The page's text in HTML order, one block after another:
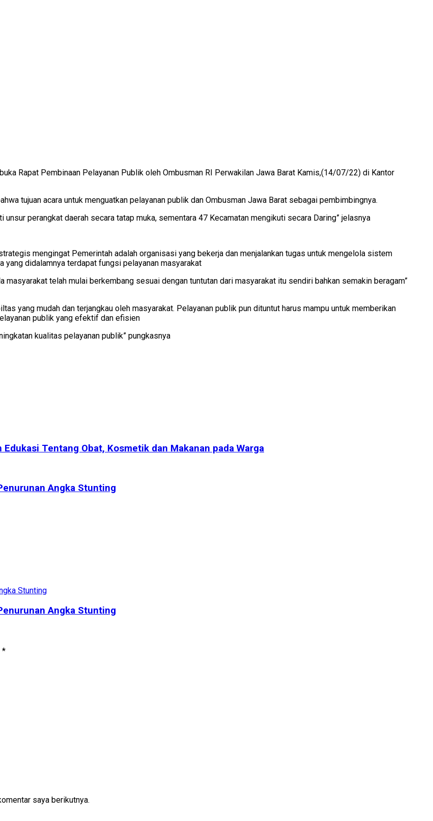
Rapat Pembinaan Pelayanan Publik oleh Ombusman RI Perwakilan Jawa Barat Kamis,(14/07/22) di Kantor
tujuan acara untuk menguatkan pelayanan publik dan Ombusman Jawa Barat sebagai pembimbingnya.
perangkat daerah secara tatap muka, sementara 47 Kecamatan mengikuti secara Daring” jelasnya
mengingat Pemerintah adalah organisasi yang bekerja dan menjalankan tugas untuk mengelola sistem
yang didalamnya terdapat fungsi pelayanan masyarakat
telah mulai berkembang sesuai dengan tuntutan dari masyarakat itu sendiri bahkan semakin beragam”
yang mudah dan terjangkau oleh masyarakat. Pelayanan publik pun dituntut harus mampu untuk memberikan
publik yang efektif dan efisien
kualitas pelayanan publik” pungkasnya
Tentang Obat, Kosmetik dan Makanan pada Warga
Angka Stunting
Angka Stunting
*
saya berikutnya.